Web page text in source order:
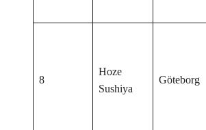
8
Hoze
Sushiya
Göteborg